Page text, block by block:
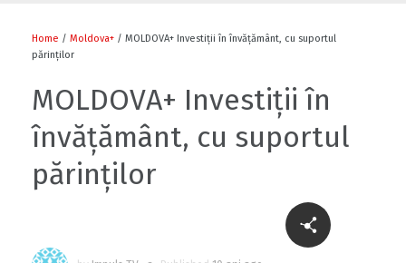
Home / Moldova+ / MOLDOVA+ Investiții în învățământ, cu suportul
părinților
MOLDOVA+ Investiții în
învățământ, cu suportul
părinților